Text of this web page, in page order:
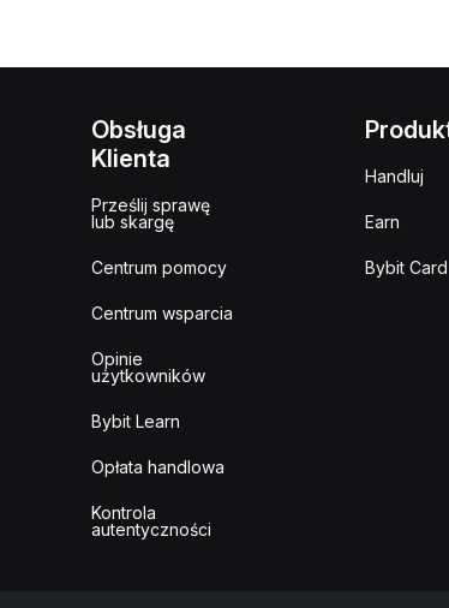
Obsługa
Klienta
Prześlij sprawę
lub skargę
Centrum pomocy
Centrum wsparcia
Opinie
użytkowników
Bybit Learn
Opłata handlowa
Kontrola
autentyczności
Handluj
Earn
Bybit Card